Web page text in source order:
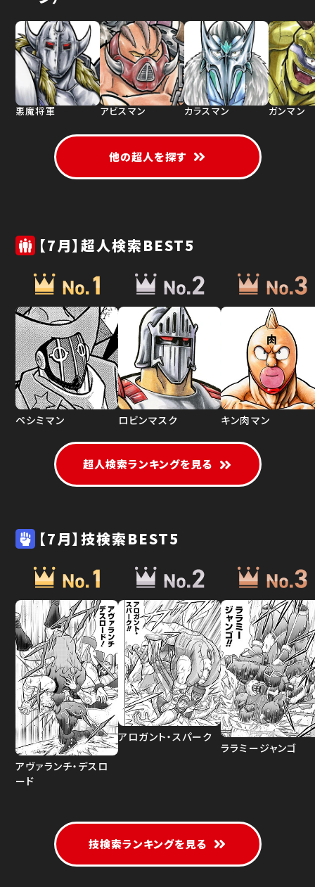
悪魔将軍 アビスマン カラスマン ガンマン
他の超人を探す
【7月】超人検索BEST5
ペシミマン ロビンマスク キン肉マン
超人検索ランキングを見る
【7月】技検索BEST5
アヴァランチ・デスロ
ード
アロガント・スパーク
ララミージャンゴ
技検索ランキングを見る